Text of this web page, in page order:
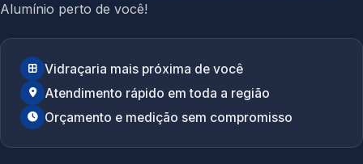
Alumínio perto de você!
Vidraçaria mais próxima de você
Atendimento rápido em toda a região
Orçamento e medição sem compromisso